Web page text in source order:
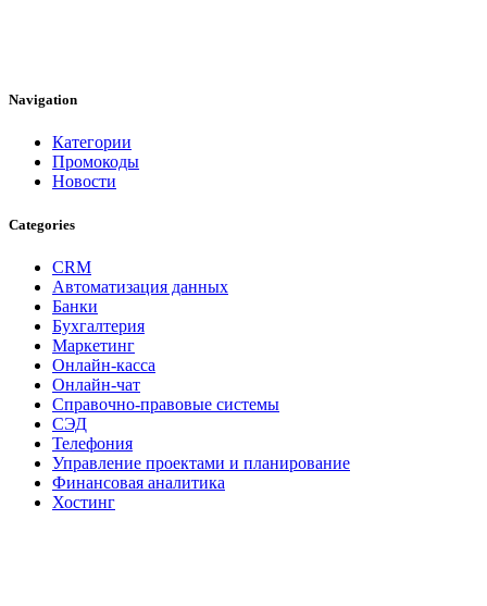
Navigation
Категории
Промокоды
Новости
Categories
CRM
Автоматизация данных
Банки
Бухгалтерия
Маркетинг
Онлайн-касса
Онлайн-чат
Справочно-правовые системы
СЭД
Телефония
Управление проектами и планирование
Финансовая аналитика
Хостинг